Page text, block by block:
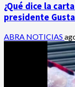
¿Qué dice la
presidente
ABRA NOTICIAS